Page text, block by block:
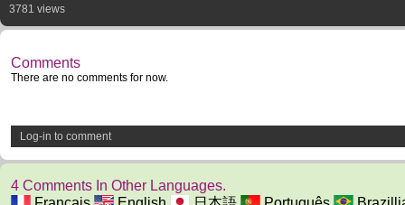
3781 views
Comments
There are no comments for now.
Log-in to comment
4 Comments In Other Languages.